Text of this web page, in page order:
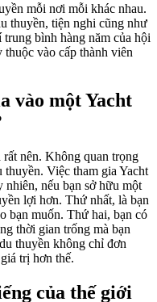
mỗi nơi mỗi khác nhau.
thuyền, tiện nghi cũng như
bình hàng năm của hội
vào cấp thành viên
vào một Yacht
nên. Không quan trọng
Việc tham gia Yacht
nhiên, nếu bạn sở hữu một
lợi hơn. Thứ nhất, là bạn
bạn muốn. Thứ hai, bạn có
thời gian trống mà bạn
thuyền không chỉ đơn
trị hơn thế.
của thế giới